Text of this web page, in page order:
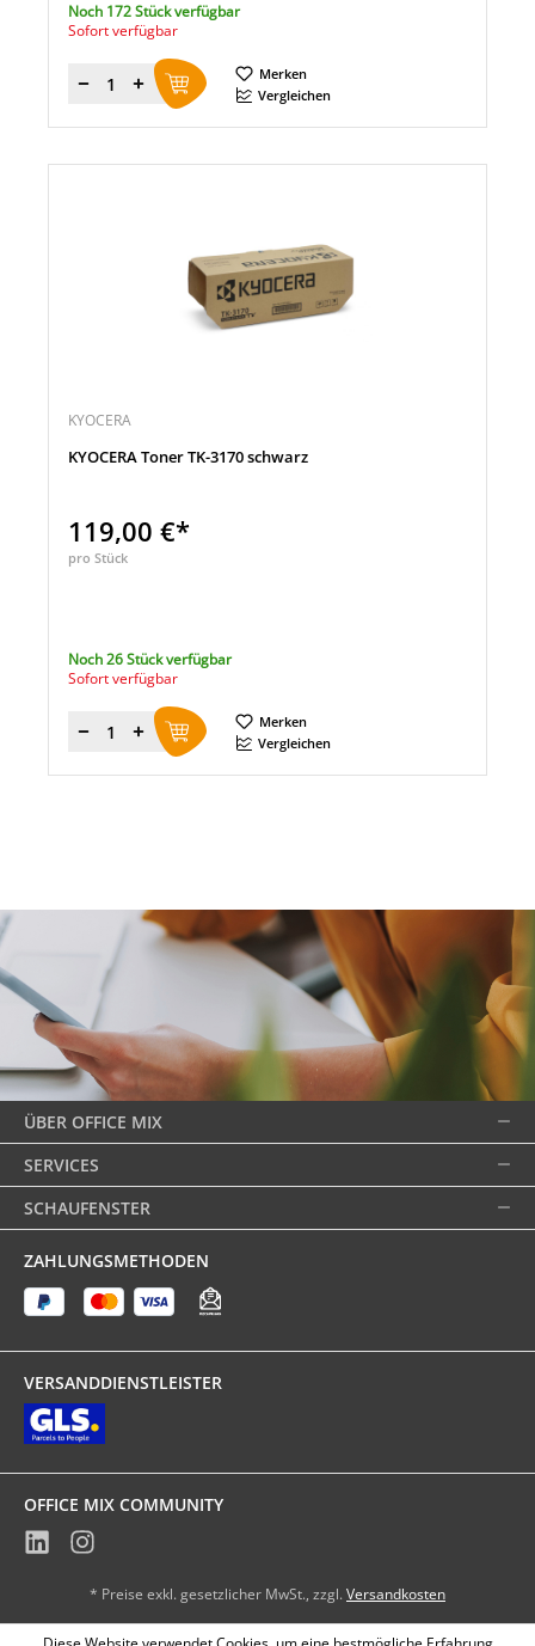
Noch 172 Stück verfügbar
Sofort verfügbar
Menge
Merken
Vergleichen
KYOCERA
KYOCERA Toner TK-3170 schwarz
119,00 €*
pro Stück
Noch 26 Stück verfügbar
Sofort verfügbar
Menge
Merken
Vergleichen
ÜBER OFFICE MIX
SERVICES
SCHAUFENSTER
ZAHLUNGSMETHODEN
VERSANDDIENSTLEISTER
OFFICE MIX COMMUNITY
* Preise exkl. gesetzlicher MwSt., zzgl. Versandkosten